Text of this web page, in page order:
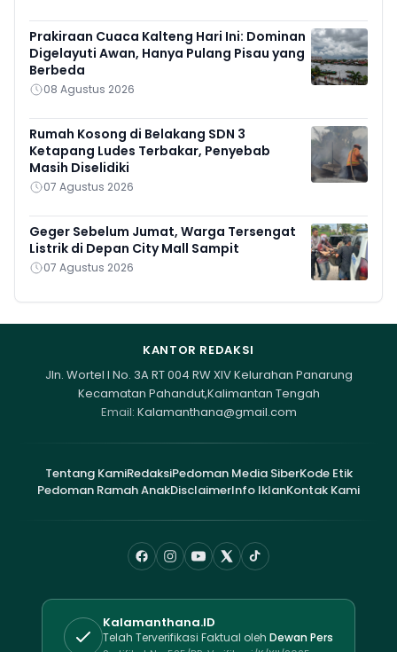
Prakiraan Cuaca Kalteng Hari Ini: Dominan
Digelayuti Awan, Hanya Pulang Pisau yang
Berbeda
08 Agustus 2026
Rumah Kosong di Belakang SDN 3
Ketapang Ludes Terbakar, Penyebab
Masih Diselidiki
07 Agustus 2026
Geger Sebelum Jumat, Warga Tersengat
Listrik di Depan City Mall Sampit
07 Agustus 2026
KANTOR REDAKSI
Jln. Wortel I No. 3A RT 004 RW XIV Kelurahan Panarung
Kecamatan Pahandut,Kalimantan Tengah
Email: Kalamanthana@gmail.com
Tentang KamiRedaksiPedoman Media SiberKode Etik
Pedoman Ramah AnakDisclaimerInfo IklanKontak Kami
Kalamanthana.ID
Telah Terverifikasi Faktual oleh Dewan Pers